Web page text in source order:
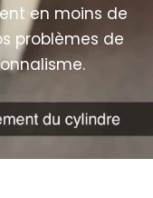
en moins de
problèmes de